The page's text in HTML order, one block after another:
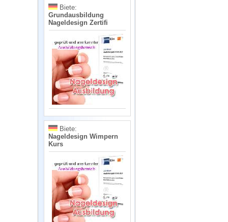
Biete:
Grundausbildung
Nageldesign Zertifi
Biete:
Nageldesign Wimpern
Kurs